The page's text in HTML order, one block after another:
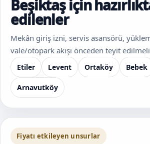
Beşiktaş için
edilenler
Mekân giriş izni, servis asansörü,
vale/otopark akışı önceden teyit
Etiler Levent Ortaköy Bebek
Arnavutköy
Fiyatı etkileyen unsurlar